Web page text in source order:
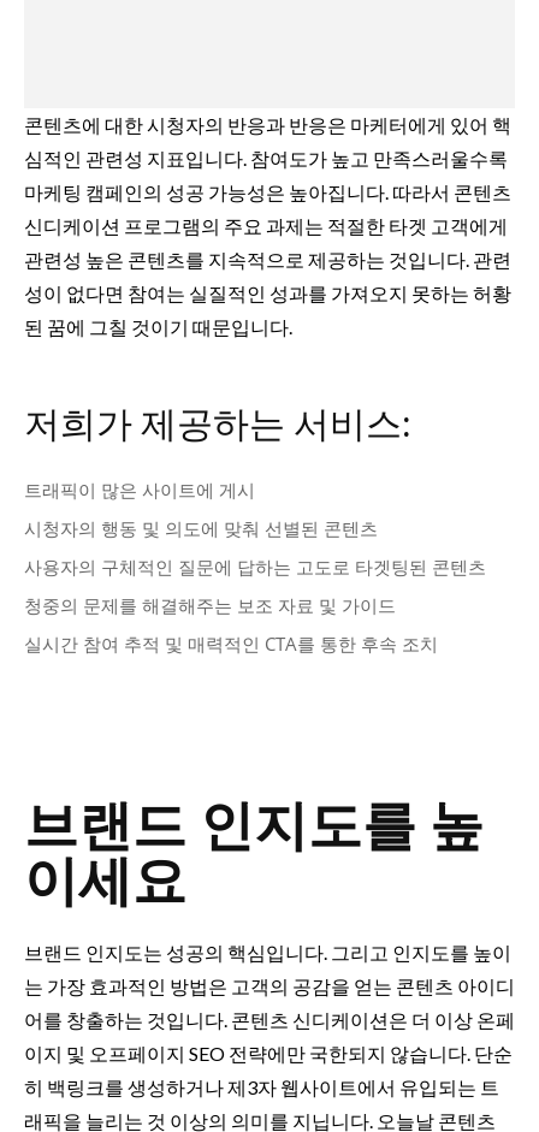
콘텐츠에 대한 시청자의 반응과 반응은 마케터에게 있어 핵
심적인 관련성 지표입니다. 참여도가 높고 만족스러울수록
마케팅 캠페인의 성공 가능성은 높아집니다. 따라서 콘텐츠
신디케이션 프로그램의 주요 과제는 적절한 타겟 고객에게
관련성 높은 콘텐츠를 지속적으로 제공하는 것입니다. 관련
성이 없다면 참여는 실질적인 성과를 가져오지 못하는 허황
된 꿈에 그칠 것이기 때문입니다.
저희가 제공하는 서비스:
트래픽이 많은 사이트에 게시
시청자의 행동 및 의도에 맞춰 선별된 콘텐츠
사용자의 구체적인 질문에 답하는 고도로 타겟팅된 콘텐츠
청중의 문제를 해결해주는 보조 자료 및 가이드
실시간 참여 추적 및 매력적인 CTA를 통한 후속 조치
브랜드 인지도를 높
이세요
브랜드 인지도는 성공의 핵심입니다. 그리고 인지도를 높이
는 가장 효과적인 방법은 고객의 공감을 얻는 콘텐츠 아이디
어를 창출하는 것입니다. 콘텐츠 신디케이션은 더 이상 온페
이지 및 오프페이지 SEO 전략에만 국한되지 않습니다. 단순
히 백링크를 생성하거나 제3자 웹사이트에서 유입되는 트
래픽을 늘리는 것 이상의 의미를 지닙니다. 오늘날 콘텐츠